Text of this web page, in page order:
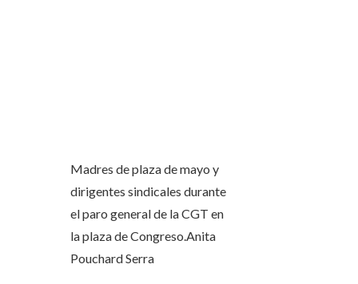
Madres de plaza de mayo y
dirigentes sindicales durante
el paro general de la CGT en
la plaza de Congreso. Anita
Pouchard Serra